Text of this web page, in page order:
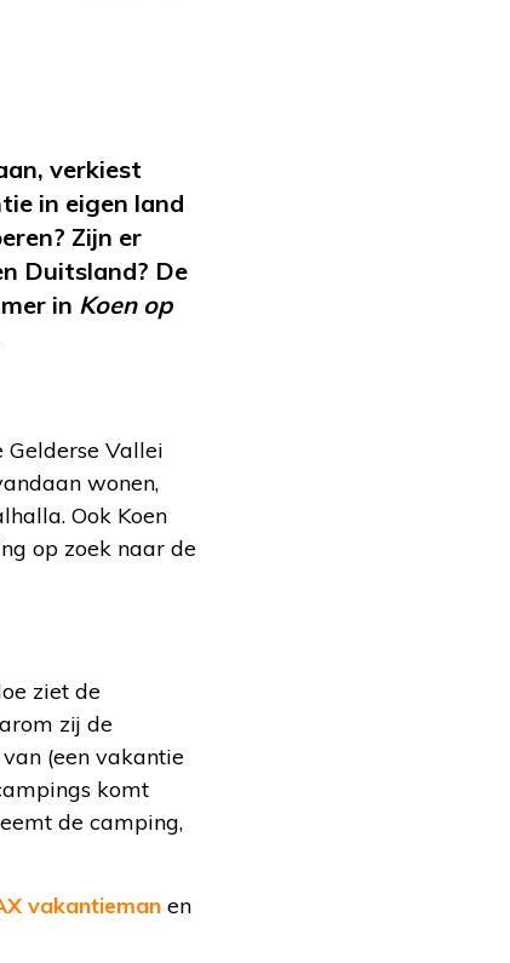
verkiest
in eigen land
Zijn er
Duitsland? De
in Koen op
Gelderse Vallei
wonen,
Ook Koen
op zoek naar de
ziet de
zij de
(een vakantie
komt
de camping,
vakantieman en